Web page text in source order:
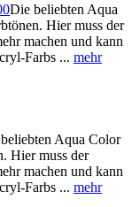
Die beliebten Aqua
Hier muss der
machen und kann
Farbs ... mehr
Aqua Color
Hier muss der
machen und kann
Farbs ... mehr